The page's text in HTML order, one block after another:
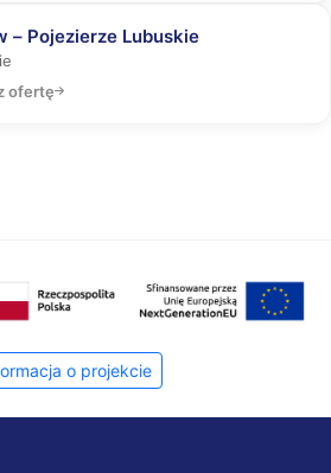
– Pojezierze Lubuskie
ofertę
o projekcie